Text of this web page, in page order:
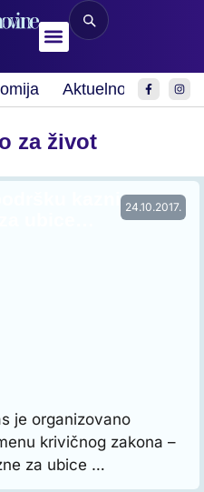
Aktuelnosti Sport
za život
24.10.2017.
je organizovano
krivičnog zakona –
za ubice …